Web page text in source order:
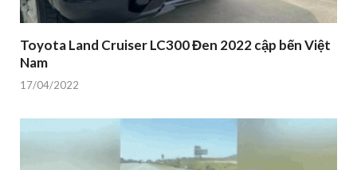
Toyota Land Cruiser LC300 Đen 2022 cập bến Việt
Nam
17/04/2022